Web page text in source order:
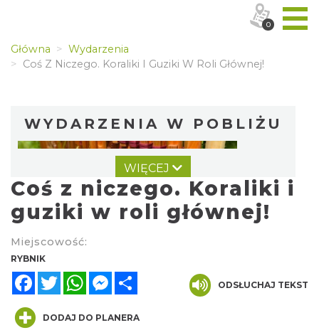
Główna
Wydarzenia
Coś Z Niczego. Koraliki I Guziki W Roli Głównej!
WYDARZENIA W POBLIŻU
Warsztat gry na flecie indiańskim –
pierwsze kroki w świecie melodii
Rybnik
WIĘCEJ
Coś z niczego. Koraliki i
guziki w roli głównej!
Miejscowość:
RYBNIK
FacebookTwitterWhatsAppMessenger
ODSŁUCHAJ TEKST
DODAJ DO PLANERA
0